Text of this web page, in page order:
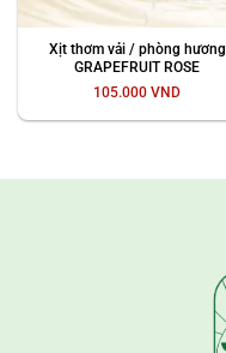
Xịt thơm vải / phòng hương
GRAPEFRUIT ROSE
105.000 VND